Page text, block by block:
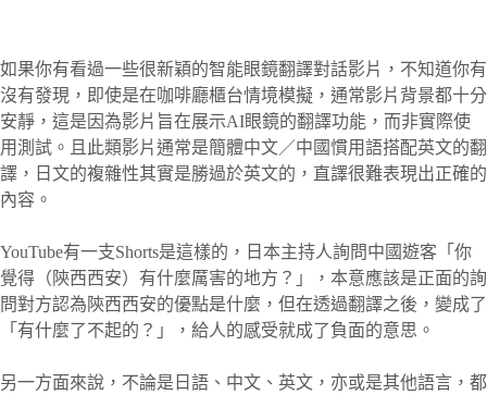
如果你有看過一些很新穎的智能眼鏡翻譯對話影片，不知道你有
沒有發現，即使是在咖啡廳櫃台情境模擬，通常影片背景都十分
安靜，這是因為影片旨在展示AI眼鏡的翻譯功能，而非實際使
用測試。且此類影片通常是簡體中文／中國慣用語搭配英文的翻
譯，日文的複雜性其實是勝過於英文的，直譯很難表現出正確的
內容。
YouTube有一支Shorts是這樣的，日本主持人詢問中國遊客「你
覺得（陝西西安）有什麼厲害的地方？」，本意應該是正面的詢
問對方認為陝西西安的優點是什麼，但在透過翻譯之後，變成了
「有什麼了不起的？」，給人的感受就成了負面的意思。
另一方面來說，不論是日語、中文、英文，亦或是其他語言，都